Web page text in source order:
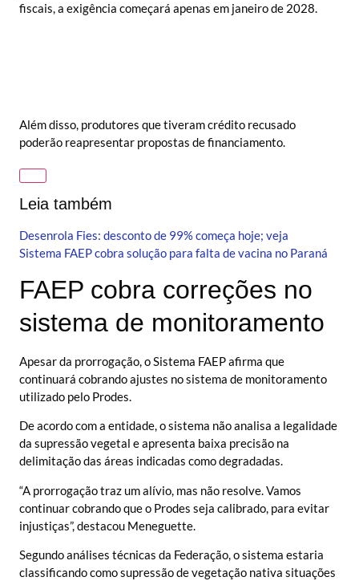
fiscais, a exigência começará apenas em janeiro de 2028.
Além disso, produtores que tiveram crédito recusado
poderão reapresentar propostas de financiamento.
Leia também
Desenrola Fies: desconto de 99% começa hoje; veja
Sistema FAEP cobra solução para falta de vacina no Paraná
FAEP cobra correções no
sistema de monitoramento
Apesar da prorrogação, o Sistema FAEP afirma que
continuará cobrando ajustes no sistema de monitoramento
utilizado pelo Prodes.
De acordo com a entidade, o sistema não analisa a legalidade
da supressão vegetal e apresenta baixa precisão na
delimitação das áreas indicadas como degradadas.
“A prorrogação traz um alívio, mas não resolve. Vamos
continuar cobrando que o Prodes seja calibrado, para evitar
injustiças”, destacou Meneguette.
Segundo análises técnicas da Federação, o sistema estaria
classificando como supressão de vegetação nativa situações